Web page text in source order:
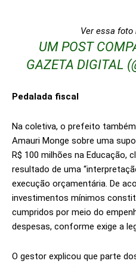
Ver essa foto
UM POST
GAZETA DIGITAL
Pedalada fiscal
Na coletiva, o prefeito
Amauri Monge sobre uma
R$ 100 milhões na Educação,
resultado de uma
execução orçamentária. De
investimentos mínimos
cumpridos por meio do
despesas, conforme exige a
O gestor explicou que parte